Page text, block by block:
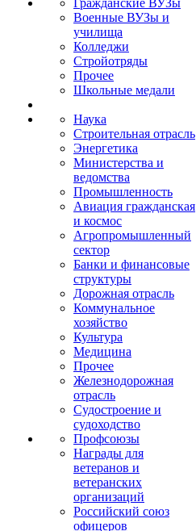
Гражданские ВУЗы
Военные ВУЗы и
училища
Колледжи
Стройотряды
Прочее
Школьные медали
Наука
Строительная отрасль
Энергетика
Министерства и
ведомства
Промышленность
Авиация гражданская
и космос
Агропромышленный
сектор
Банки и финансовые
структуры
Дорожная отрасль
Коммунальное
хозяйство
Культура
Медицина
Прочее
Железнодорожная
отрасль
Судостроение и
судоходство
Профсоюзы
Награды для
ветеранов и
ветеранских
организаций
Российский союз
офицеров